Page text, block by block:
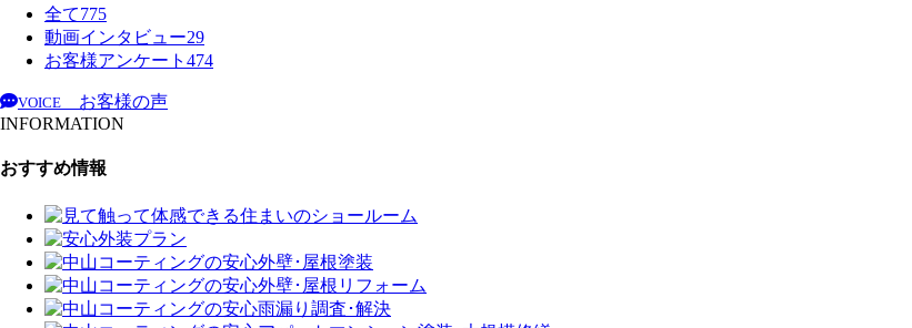
全て775
動画インタビュー29
お客様アンケート 474
VOICE
お客様の声
INFORMATION
おすすめ情報